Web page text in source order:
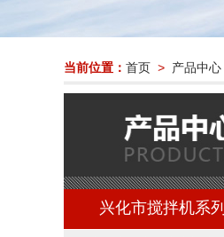
当前位置： 首页 > 产品中心
兴化市搅拌机系列